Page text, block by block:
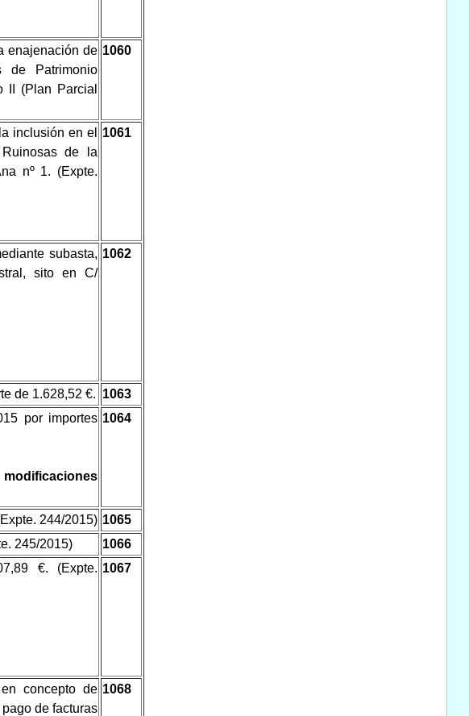
enajenación de
de Patrimonio
II (Plan Parcial
1060
inclusión en el
de la
nº 1. (Expte.
1061
subasta,
sito en C/
1062
de 1.628,52 €. 1063
por importes 1064
244/2015) 1065
245/2015)
1066
€. (Expte. 1067
concepto de
de facturas
1068